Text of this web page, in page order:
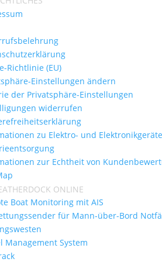
Richtlinie (EU)
Einstellungen ändern
der Privatsphäre-Einstellungen
widerrufen
zu Elektro- und
zur Echtheit von
ONLINE
Boat Monitoring mit AIS
für Mann-über-Bord
Management System